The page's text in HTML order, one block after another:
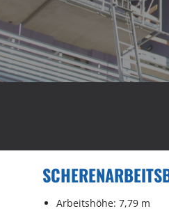
Arbeitshöhe: 7,79 m